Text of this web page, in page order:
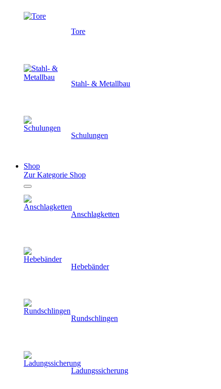
Tore
Stahl- & Metallbau
Schulungen
Shop
Zur Kategorie Shop
Anschlagketten
Hebebänder
Rundschlingen
Ladungssicherung